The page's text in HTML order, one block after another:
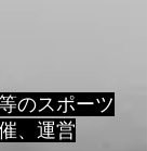
のスポーツ
、運営